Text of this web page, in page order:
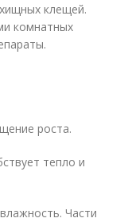
клещей.
комнатных
роста.
тепло и
Части